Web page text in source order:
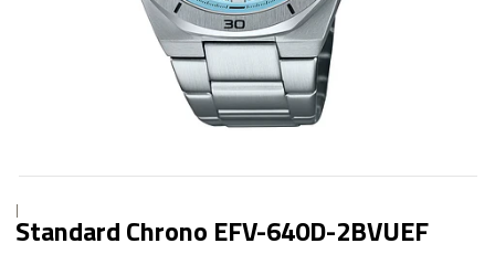
|
Standard Chrono EFV-640D-2BVUEF